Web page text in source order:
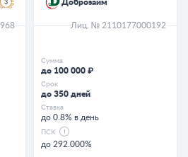
3 Доброзайм
Лиц. № 2110177000192
Сумма
до 100 000 ₽
Срок
до 350 дней
Ставка
до 0.8% в день
ПСК
до 292.000%